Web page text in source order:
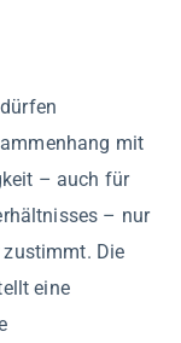
mit
– auch für
– nur
zustimmt. Die
eine